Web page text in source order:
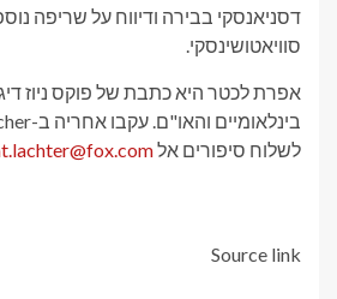
דסניאנסקי בבירה ודיווח על שריפה
סוויאטושינסקי.
אפרת לכטר היא כתבת של פוקס ניוז
לשלוח סיפורים אל
Source link